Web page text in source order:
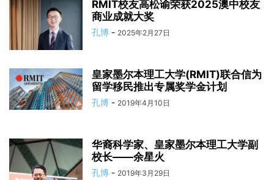
RMIT校友高松谕荣获2025澳中校友
商业成就大奖
孔博 - 2025年2月27日
皇家墨尔本理工大学(RMIT)联合信为
留学移民推出专属奖学金计划
孔博 - 2019年4月10日
华裔科学家、皇家墨尔本理工大学副
校长——余星火
孔博 - 2019年3月29日